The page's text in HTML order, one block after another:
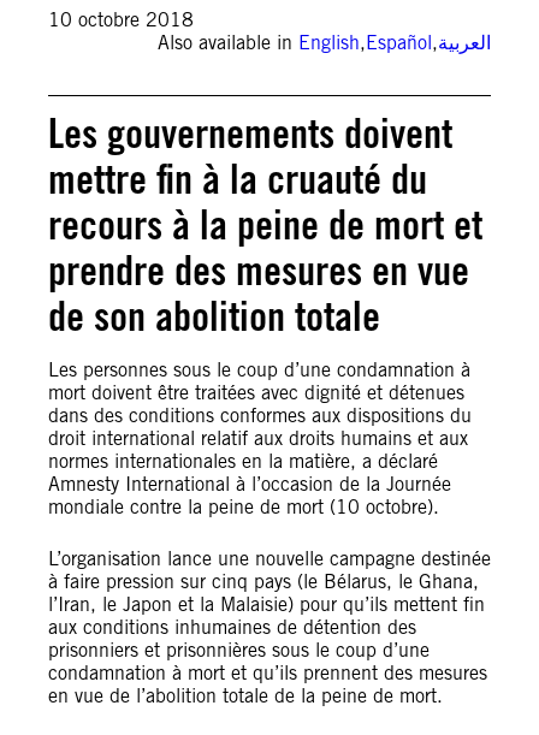
10 octobre 2018
Also available in English,Español,العربية
Les gouvernements doivent
mettre fin à la cruauté du
recours à la peine de mort et
prendre des mesures en vue
de son abolition totale
Les personnes sous le coup d’une condamnation à
mort doivent être traitées avec dignité et détenues
dans des conditions conformes aux dispositions du
droit international relatif aux droits humains et aux
normes internationales en la matière, a déclaré
Amnesty International à l’occasion de la Journée
mondiale contre la peine de mort (10 octobre).
L’organisation lance une nouvelle campagne destinée
à faire pression sur cinq pays (le Bélarus, le Ghana,
l’Iran, le Japon et la Malaisie) pour qu’ils mettent fin
aux conditions inhumaines de détention des
prisonniers et prisonnières sous le coup d’une
condamnation à mort et qu’ils prennent des mesures
en vue de l’abolition totale de la peine de mort.